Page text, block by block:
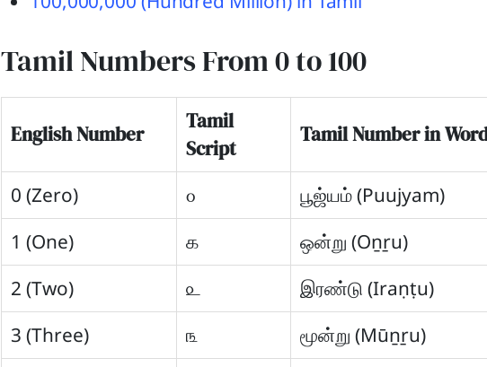
Tamil Numbers From 0 to 100
English Number
Tamil
Script
Tamil Number in
0 (Zero) ௦
பூஜ்யம் (Puujyam)
1 (One)
௧
ஒன்று (Oṉṟu)
2 (Two)
௨
இரண்டு (Iraṇṭu)
3 (Three)
௩
மூன்று (Mūṉṟu)